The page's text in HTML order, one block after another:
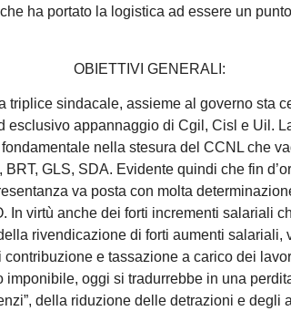
ha portato la logistica ad essere un
OBIETTIVI GENERALI:
triplice sindacale, assieme al governo sta
esclusivo appannaggio di Cgil, Cisl e Uil.
nella stesura del CCNL che
GLS, SDA. Evidente quindi che fin
va posta con molta
In virtù anche dei forti incrementi salariali
rivendicazione di forti aumenti salariali,
e tassazione a carico dei
imponibile, oggi si tradurrebbe in una
della riduzione delle detrazioni e degli